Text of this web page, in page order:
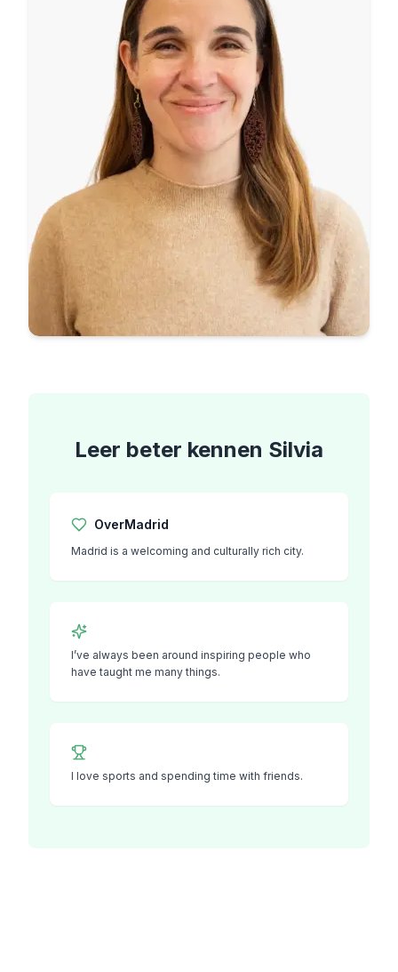
Leer beter kennen Silvia
OverMadrid
Madrid is a welcoming and culturally rich city.
I’ve always been around inspiring people who
have taught me many things.
I love sports and spending time with friends.